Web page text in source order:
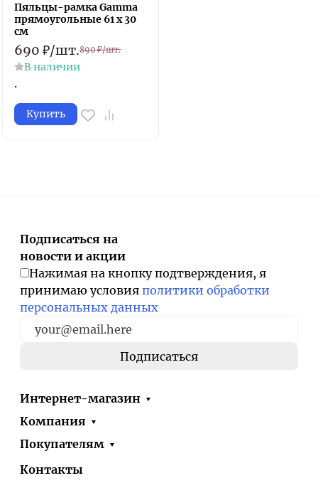
Пяльцы-рамка Gamma
прямоугольные 61 х 30
см
690 ₽/шт.890 ₽/шт.
В наличии
.
Купить
Подписаться на
новости и акции
Нажимая на кнопку подтверждения, я
принимаю условия политики обработки
персональных данных
Интернет-магазин
Компания
Покупателям
Контакты